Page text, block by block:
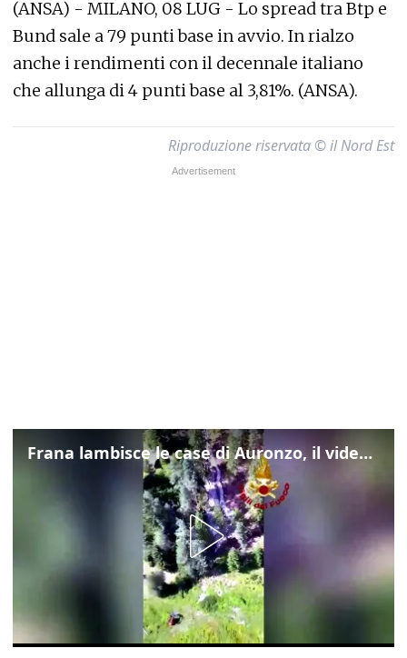
(ANSA) - MILANO, 08 LUG - Lo spread tra Btp e
Bund sale a 79 punti base in avvio. In rialzo
anche i rendimenti con il decennale italiano
che allunga di 4 punti base al 3,81%. (ANSA).
Riproduzione riservata © il Nord Est
Frana lambisce le case di Auronzo, il video dall'elicottero dei vigili del fuoco